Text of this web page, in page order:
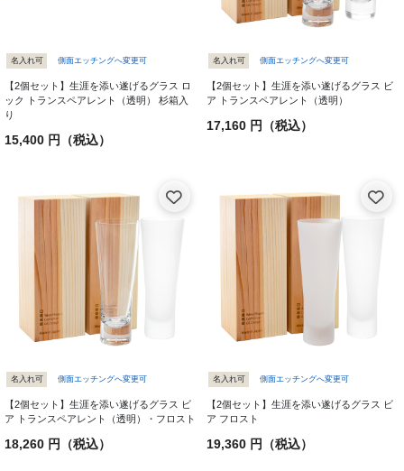
名入れ可 側面エッチングへ変更可
【2個セット】生涯を添い遂げるグラス ロ
ック トランスペアレント（透明） 杉箱入
り
15,400 円（税込）
名入れ可 側面エッチングへ変更可
【2個セット】生涯を添い遂げるグラス ビ
ア トランスペアレント（透明）
17,160 円（税込）
名入れ可 側面エッチングへ変更可
【2個セット】生涯を添い遂げるグラス ビ
ア トランスペアレント（透明）・フロスト
18,260 円（税込）
名入れ可 側面エッチングへ変更可
【2個セット】生涯を添い遂げるグラス ビ
ア フロスト
19,360 円（税込）